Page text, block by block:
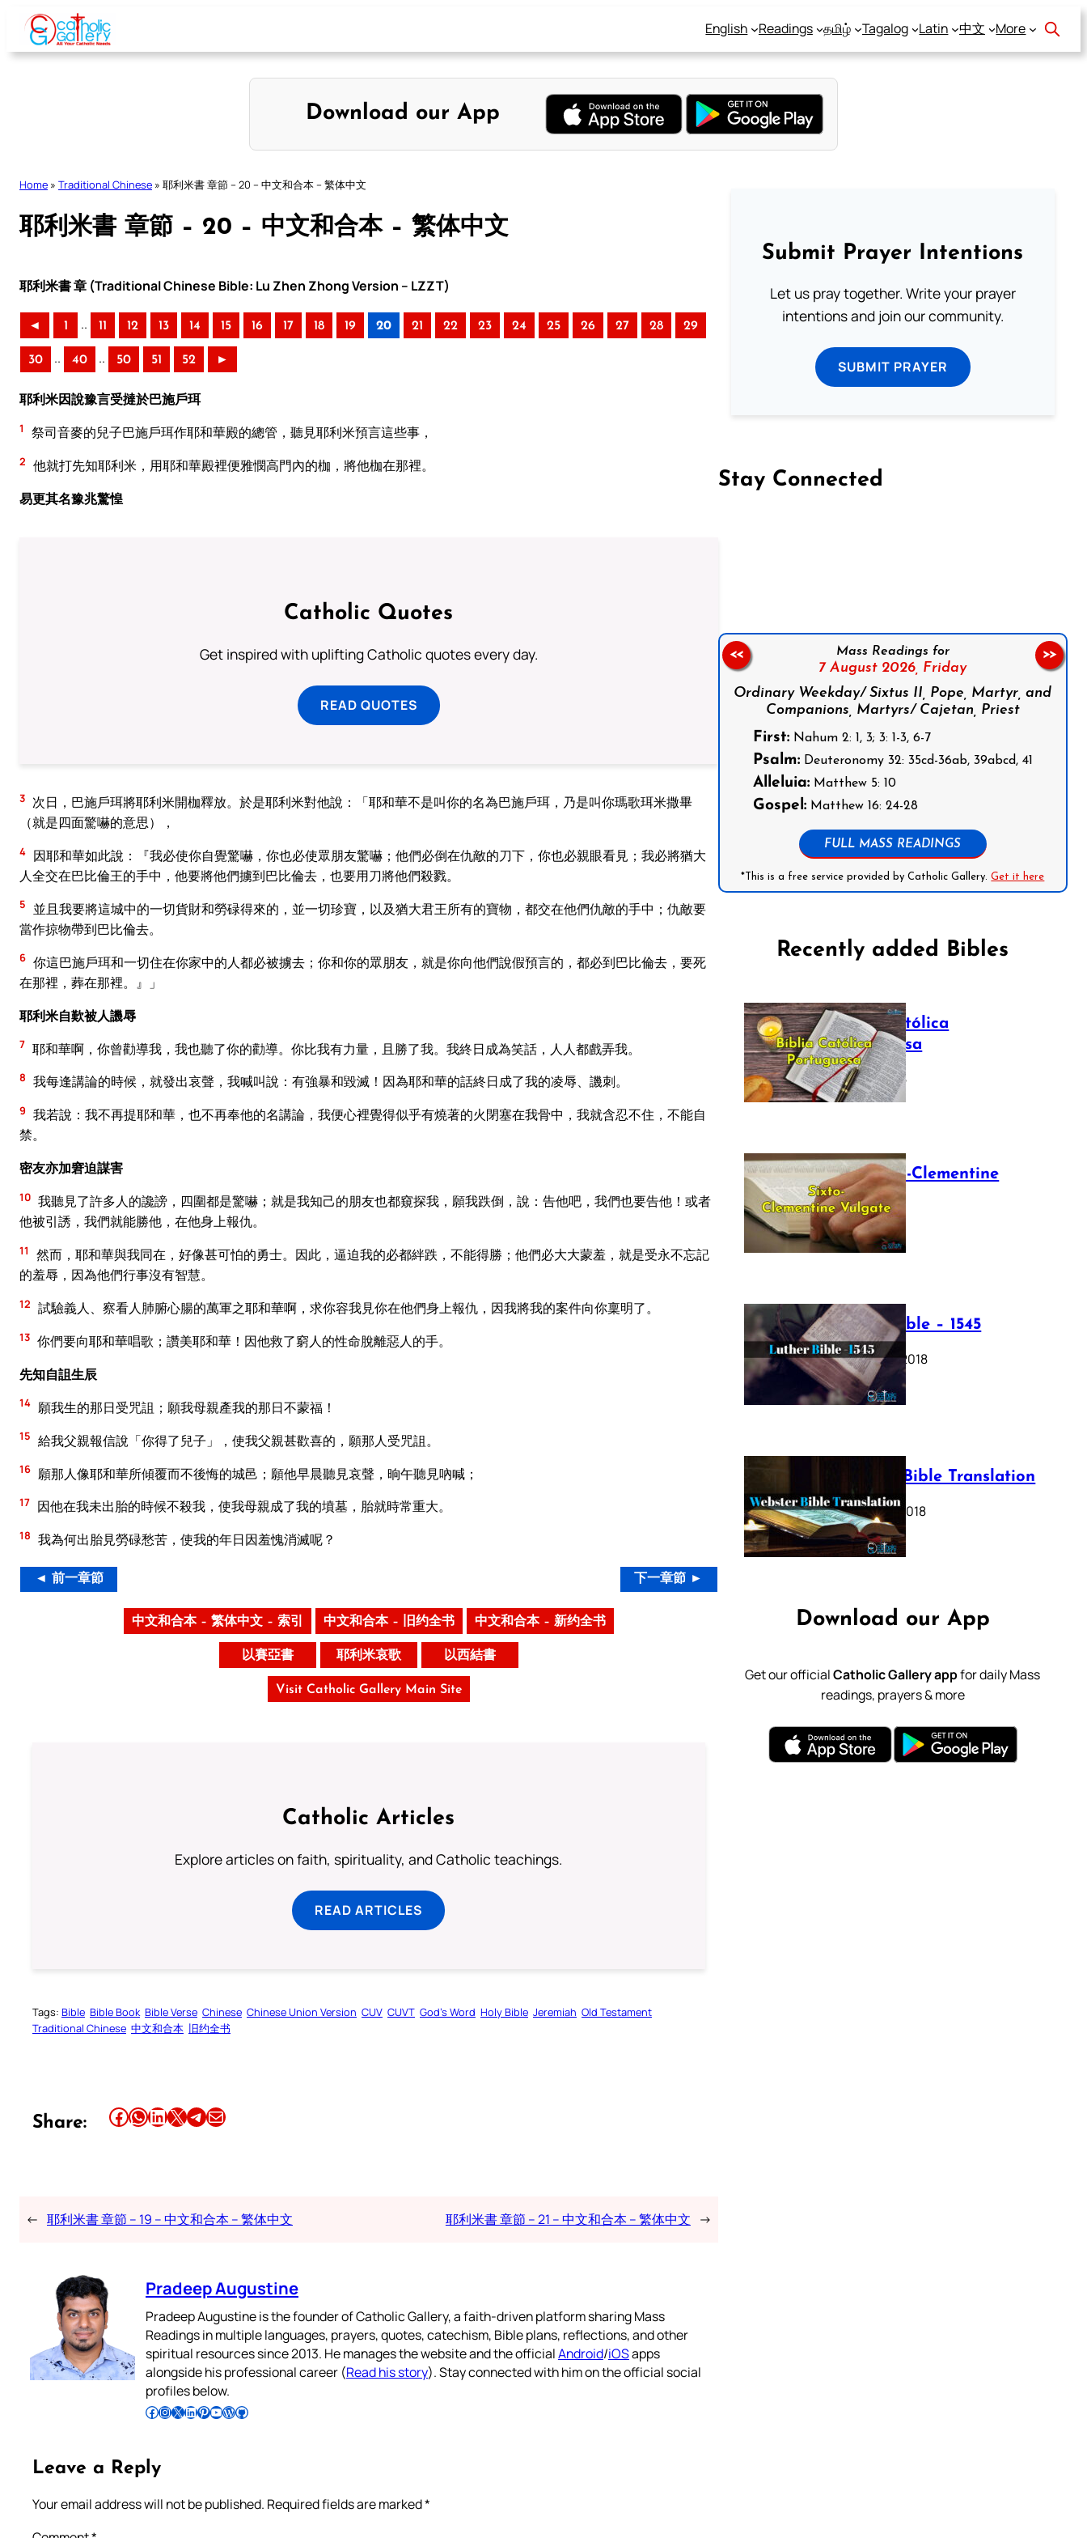
Skip
content
English Readings தமிழ் Tagalog Latin 中文 More
Download our App
Home » Traditional Chinese » 耶利米書 章節 – 20 – 中文和合本 – 繁体中文
耶利米書 章節 – 20 – 中文和合本 – 繁体中文
耶利米書 章 (Traditional Chinese Bible: Lu Zhen Zhong Version – LZZT)
◄ 1 .. 11 12 13 14 15 16 17 18 19 20 21 22 23 24 25 26 27 28 29
30 .. 40 .. 50 51 52 ►
耶利米因說豫言受撻於巴施戶珥
1 祭司音麥的兒子巴施戶珥作耶和華殿的總管，聽見耶利米預言這些事，
2 他就打先知耶利米，用耶和華殿裡便雅憫高門內的枷，將他枷在那裡。
易更其名豫兆驚惶
Catholic Quotes
Get inspired with uplifting Catholic quotes every day.
READ QUOTES
3 次日，巴施戶珥將耶利米開枷釋放。於是耶利米對他說：「耶和華不是叫你的名為巴施戶珥，乃是叫你瑪歌珥米撒畢
（就是四面驚嚇的意思），
4 因耶和華如此說：『我必使你自覺驚嚇，你也必使眾朋友驚嚇；他們必倒在仇敵的刀下，你也必親眼看見；我必將猶大
人全交在巴比倫王的手中，他要將他們擄到巴比倫去，也要用刀將他們殺戮。
5
並且我要將這城中的一切貨財和勞碌得來的，並一切珍寶，以及猶大君王所有的寶物，都交在他們仇敵的手中；仇敵要
當作掠物帶到巴比倫去。
6 你這巴施戶珥和一切住在你家中的人都必被擄去；你和你的眾朋友，就是你向他們說假預言的，都必到巴比倫去，要死
在那裡，葬在那裡。』」
耶利米自歎被人譏辱
7 耶和華啊，你曾勸導我，我也聽了你的勸導。你比我有力量，且勝了我。我終日成為笑話，人人都戲弄我。
8 我每逢講論的時候，就發出哀聲，我喊叫說：有強暴和毀滅！因為耶和華的話終日成了我的凌辱、譏刺。
9 我若說：我不再提耶和華，也不再奉他的名講論，我便心裡覺得似乎有燒著的火閉塞在我骨中，我就含忍不住，不能自
禁。
密友亦加窘迫謀害
10 我聽見了許多人的讒謗，四圍都是驚嚇；就是我知己的朋友也都窺探我，願我跌倒，說：告他吧，我們也要告他！或者
他被引誘，我們就能勝他，在他身上報仇。
11
然而，耶和華與我同在，好像甚可怕的勇士。因此，逼迫我的必都絆跌，不能得勝；他們必大大蒙羞，就是受永不忘記
的羞辱，因為他們行事沒有智慧。
12 試驗義人、察看人肺腑心腸的萬軍之耶和華啊，求你容我見你在他們身上報仇，因我將我的案件向你稟明了。
13 你們要向耶和華唱歌；讚美耶和華！因他救了窮人的性命脫離惡人的手。
先知自詛生辰
14 願我生的那日受咒詛；願我母親產我的那日不蒙福！
15 給我父親報信說「你得了兒子」，使我父親甚歡喜的，願那人受咒詛。
16 願那人像耶和華所傾覆而不後悔的城邑；願他早晨聽見哀聲，晌午聽見吶喊；
17 因他在我未出胎的時候不殺我，使我母親成了我的墳墓，胎就時常重大。
18 我為何出胎見勞碌愁苦，使我的年日因羞愧消滅呢？
◄ 前一章節 下一章節 ►
中文和合本 – 繁体中文 – 索引 中文和合本 – 旧约全书 中文和合本 – 新约全书
以賽亞書 耶利米哀歌 以西結書
Visit Catholic Gallery Main Site
Catholic Articles
Explore articles on faith, spirituality, and Catholic teachings.
READ ARTICLES
Tags: Bible Bible Book Bible Verse Chinese Chinese Union Version CUV CUVT God’s Word Holy Bible Jeremiah Old Testament
Traditional Chinese 中文和合本 旧约全书
Share: Share this article on Facebook Share this article on WhatsApp Share this article on LinkedIn Share this article on X Share this article on TelegramEmail this Article
← 耶利米書 章節 – 19 – 中文和合本 – 繁体中文 耶利米書 章節 – 21 – 中文和合本 – 繁体中文 →
Pradeep Augustine
Pradeep Augustine is the founder of Catholic Gallery, a faith-driven platform sharing Mass
Readings in multiple languages, prayers, quotes, catechism, Bible plans, reflections, and other
spiritual resources since 2013. He manages the website and the officialAndroid/iOSapps
alongside his professional career (Read his story). Stay connected with him on the official social
profiles below.
Follow Pradeep on Facebook Follow Pradeep on InstagramFollow Pradeep on X Follow Pradeep on LinkedIn Follow Pradeep on Pinterest Subscribe to Pradeep’s Youtube Channel Follow Pradeep on WordPress Follow Pradeep on GitHub
Leave a Reply
Your email address will not be published. Required fields are marked*
Submit Prayer Intentions
Let us pray together. Write your prayer
intentions and join our community.
SUBMIT PRAYER
Stay Connected
Mass Readings for
7 August 2026, Friday
Ordinary Weekday/ Sixtus II, Pope, Martyr, and
Companions, Martyrs/ Cajetan, Priest
First:Nahum 2: 1, 3; 3: 1-3, 6-7
Psalm:Deuteronomy 32: 35cd-36ab, 39abcd, 41
Alleluia:Matthew 5: 10
Gospel:Matthew 16: 24-28
FULL MASS READINGS
*This is a free service provided by Catholic Gallery.Get it here
<< >>
Recently added Bibles
Bíblia Católica
Portuguesa
July 16, 2025
The Sixto-Clementine
Vulgate
July 12, 2025
Luther Bible – 1545
October 17, 2018
Webster Bible Translation
October 11, 2018
Download our App
Get our officialCatholic Gallery appfor daily Mass
readings, prayers & more